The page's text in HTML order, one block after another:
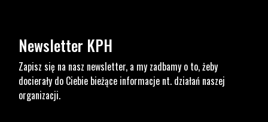
Newsletter KPH
Zapisz się na nasz newsletter, a my zadbamy o to, żeby
docierały do Ciebie bieżące informacje nt. działań naszej
organizacji.